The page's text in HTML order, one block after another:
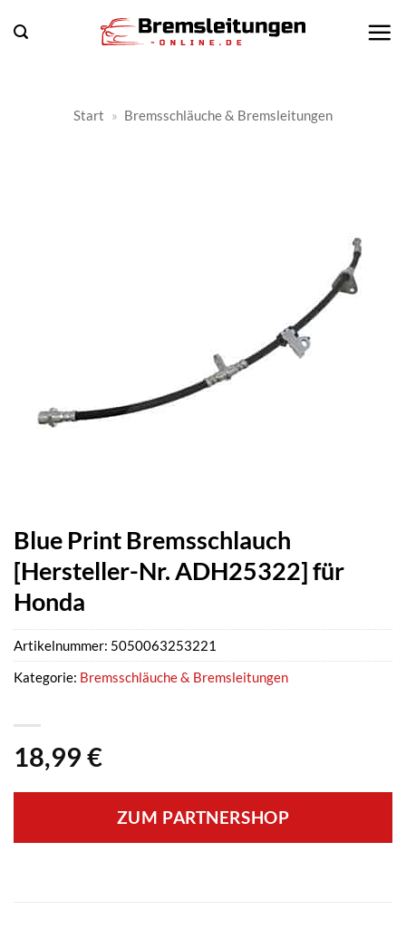
Inhalt
Start » Bremsschläuche & Bremsleitungen
Blue Print Bremsschlauch
[Hersteller-Nr. ADH25322] für
Honda
18,99 €
ZUM PARTNERSHOP
Artikelnummer: 5050063253221
Kategorie: Bremsschläuche & Bremsleitungen